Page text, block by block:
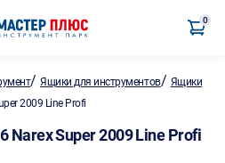
0
/Ящики для инструментов/ Ящики
2009 Line Profi
Super 2009 Line Profi